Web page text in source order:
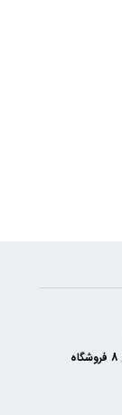
آدرس: مشهد، بلوار شهید مفتح، شهید مفتح 8 فروشگاه